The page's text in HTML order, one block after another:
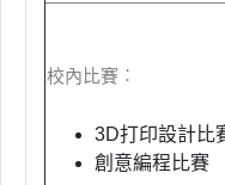
校內比賽︰
3D打印設計比
創意編程比賽